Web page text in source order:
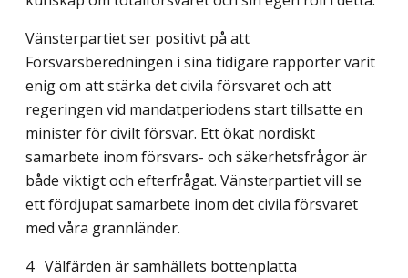
Vänsterpartiet ser positivt på att
Försvarsberedningen i sina tidigare rapporter varit
enig om att stärka det civila försvaret och att
regeringen vid mandatperiodens start tillsatte en
minister för civilt försvar. Ett ökat nordiskt
samarbete inom försvars- och säkerhetsfrågor är
både viktigt och efterfrågat. Vänsterpartiet vill se
ett fördjupat samarbete inom det civila försvaret
med våra grannländer.
4 Välfärden är samhällets bottenplatta